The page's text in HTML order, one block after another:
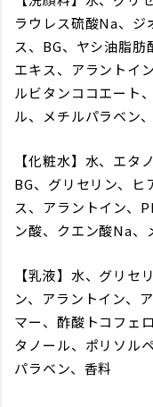
ラウレス硫酸Na、ジ
ス、BG、ヤシ油脂
エキス、アラントイ
ルビタンココエート
ル、メチルパラベン
【化粧水】水、エタ
BG、グリセリン、
ス、アラントイン、
ン酸、クエン酸Na、
【乳液】水、グリセ
ン、アラントイン、
マー、酢酸トコフェ
タノール、ポリソル
パラベン、香料